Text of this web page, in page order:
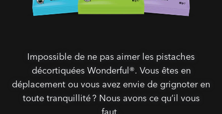
Impossible de ne pas aimer les pistaches
décortiquées Wonderful®. Vous êtes en
déplacement ou vous avez envie de grignoter en
toute tranquillité ? Nous avons ce qu’il vous
faut .